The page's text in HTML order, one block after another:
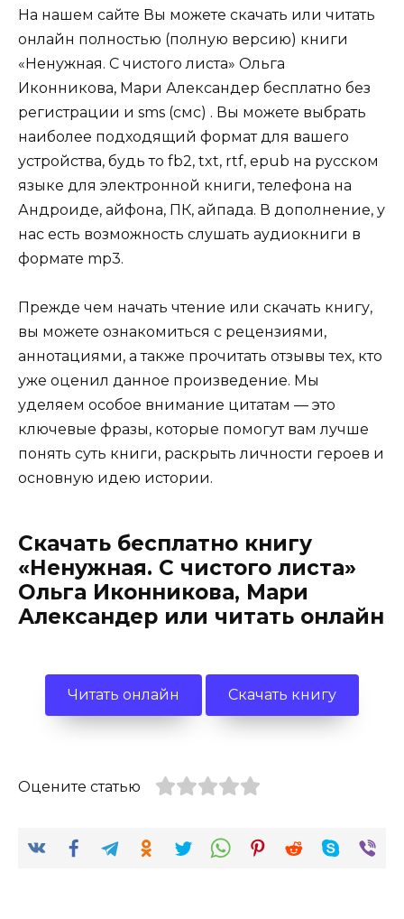
На нашем сайте Вы можете скачать или читать
онлайн полностью (полную версию) книги
«Ненужная. С чистого листа» Ольга
Иконникова, Мари Александер бесплатно без
регистрации и sms (смс) . Вы можете выбрать
наиболее подходящий формат для вашего
устройства, будь то fb2, txt, rtf, epub на русском
языке для электронной книги, телефона на
Андроиде, айфона, ПК, айпада. В дополнение, у
нас есть возможность слушать аудиокниги в
формате mp3.
Прежде чем начать чтение или скачать книгу,
вы можете ознакомиться с рецензиями,
аннотациями, а также прочитать отзывы тех, кто
уже оценил данное произведение. Мы
уделяем особое внимание цитатам — это
ключевые фразы, которые помогут вам лучше
понять суть книги, раскрыть личности героев и
основную идею истории.
Скачать бесплатно книгу
«Ненужная. С чистого листа»
Ольга Иконникова, Мари
Александер или читать онлайн
Читать онлайн Скачать книгу
Оцените статью